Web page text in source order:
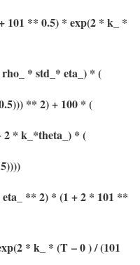
101 ** 0.5) * exp(2 * k_ *
* std_* eta_) * (
** 2) + 100 * (
2 * k_*theta_) * (
** 2) * (1 + 2 * 101 **
* k_ * (T – 0 ) / (101